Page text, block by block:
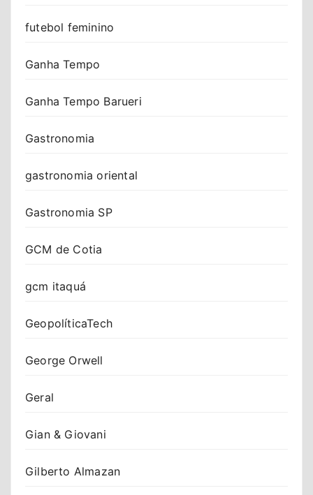
futebol feminino
Ganha Tempo
Ganha Tempo Barueri
Gastronomia
gastronomia oriental
Gastronomia SP
GCM de Cotia
gcm itaquá
GeopolíticaTech
George Orwell
Geral
Gian & Giovani
Gilberto Almazan